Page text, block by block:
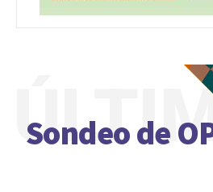
Sondeo de